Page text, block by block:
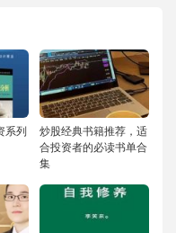
系列
炒股经典书籍推荐，适
合投资者的必读书单合
集